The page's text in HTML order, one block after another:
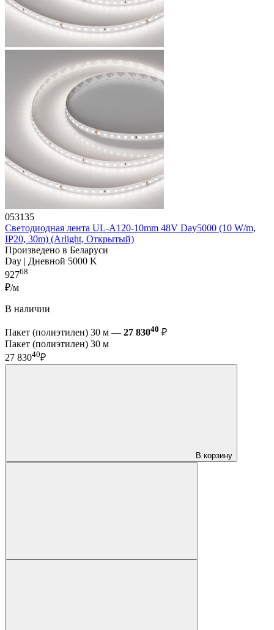
053135
Светодиодная лента UL-A120-10mm 48V Day5000 (10 W/m,
IP20, 30m) (Arlight, Открытый)
Произведено в Беларуси
Day | Дневной 5000 K
92768
₽/м
В наличии
Пакет (полиэтилен) 30 м — 27 83040 ₽
Пакет (полиэтилен) 30 м
27 83040₽
В корзину